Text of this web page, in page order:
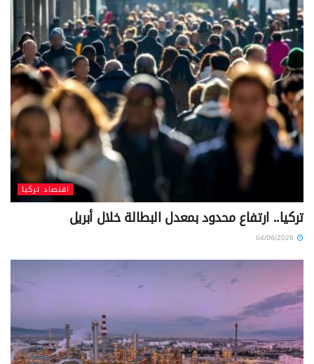
اقتصاد تركيا
تركيا.. ارتفاع محدود بمعدل البطالة خلال أبريل